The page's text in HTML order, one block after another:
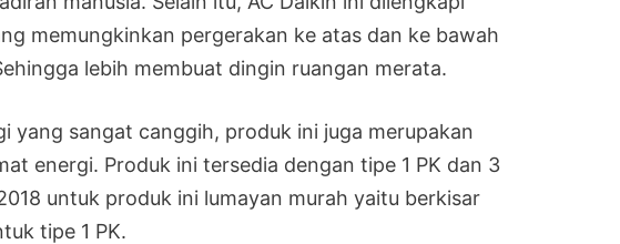
memungkinkan pergerakan ke atas dan ke bawah
lebih membuat dingin ruangan merata.
yang sangat canggih, produk ini juga merupakan
energi. Produk ini tersedia dengan tipe 1 PK dan 3
untuk produk ini lumayan murah yaitu berkisar
tipe 1 PK.